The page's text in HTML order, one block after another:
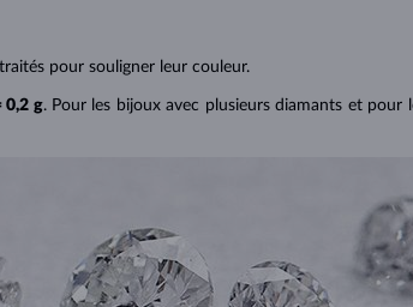
pour souligner leur couleur.
0,2 g. Pour les bijoux avec plusieurs diamants et pour